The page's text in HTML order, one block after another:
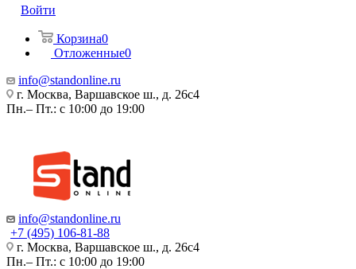
Войти
Корзина0
Отложенные0
info@standonline.ru
г. Москва, Варшавское ш., д. 26с4
Пн.– Пт.: с 10:00 до 19:00
info@standonline.ru
+7 (495) 106-81-88
г. Москва, Варшавское ш., д. 26с4
Пн.– Пт.: с 10:00 до 19:00